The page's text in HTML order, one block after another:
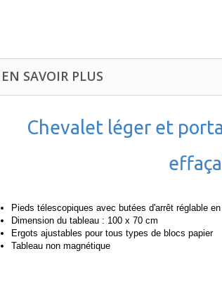
EN SAVOIR PLUS
Chevalet léger et
Pieds télescopiques avec butées d'arrêt réglable
Dimension du tableau : 100 x 70 cm
Ergots ajustables pour tous types de blocs papier
Tableau non magnétique